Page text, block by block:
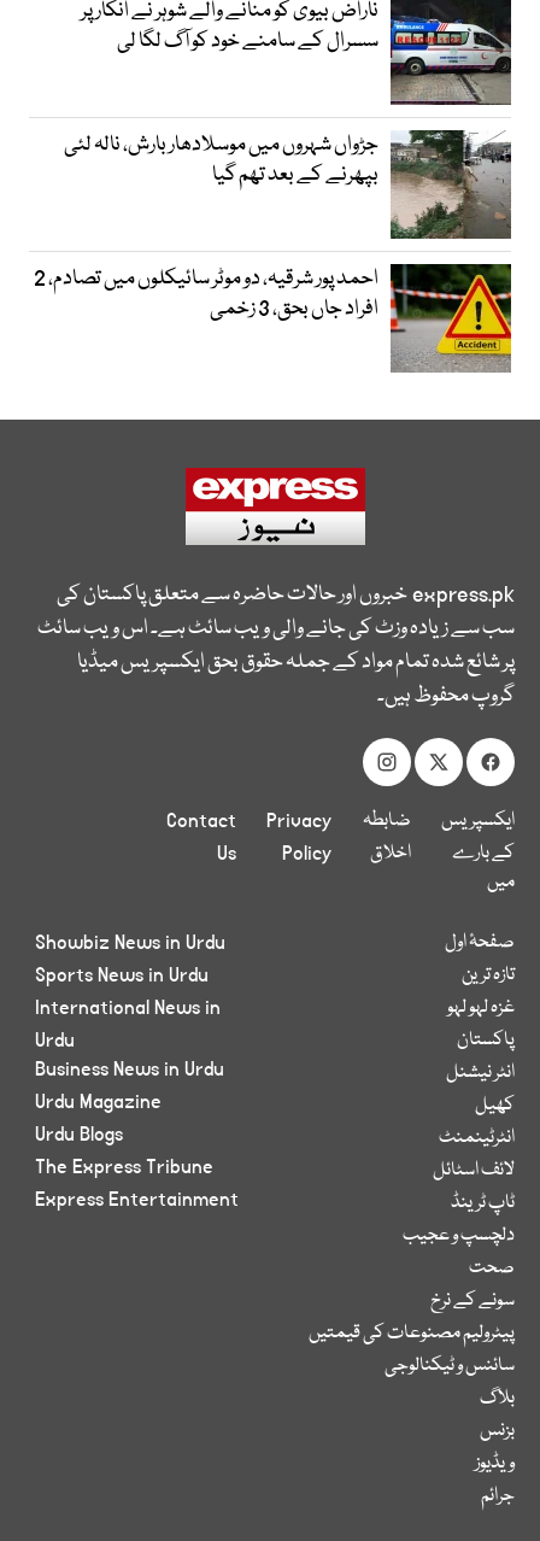
ناراض بیوی کو منانے والے شوہر نے انکار پر
سسرال کے سامنے خود کو آگ لگا لی
جڑواں شہروں میں موسلادھار بارش، نالہ لئی
بپھرنے کے بعد تھم گیا
احمد پور شرقیہ، دو موٹر سائیکلوں میں تصادم، 2
افراد جاں بحق، 3 زخمی
express.pkخبروں اور حالات حاضرہ سے متعلق پاکستان کی
سب سے زیادہ وزٹ کی جانے والی ویب سائٹ ہے۔ اس ویب سائٹ
پر شائع شدہ تمام مواد کے جملہ حقوق بحق ایکسپریس میڈیا
گروپ محفوظ ہیں۔
ایکسپریس
کے بارے
میں
ضابطہ
اخلاق
Privacy
Policy
Contact
Us
صفحۂ اول
تازہ ترین
غزہ لہو لہو
پاکستان
انٹر نیشنل
کھیل
انٹرٹینمنٹ
لائف اسٹائل
ٹاپ ٹرینڈ
دلچسپ و عجیب
صحت
سونے کے نرخ
پیٹرولیم مصنوعات کی قیمتیں
سائنس و ٹیکنالوجی
بلاگ
بزنس
ویڈیوز
جرائم
Showbiz News in Urdu
Sports News in Urdu
International News in
Urdu
Business News in Urdu
Urdu Magazine
Urdu Blogs
The Express Tribune
Express Entertainment